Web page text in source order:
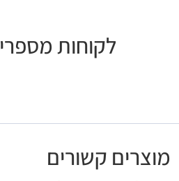
לקוחות
מוצרים קשורים